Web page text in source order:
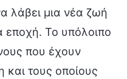
λάβει μια νέα ζωή
εποχή. Το υπόλοιπο
που έχουν
και τους οποίους